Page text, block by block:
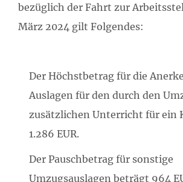
bezüglich der Fahrt zur
März 2024 gilt Folgendes:
Der Höchstbetrag für die
Auslagen für den durch den
zusätzlichen Unterricht für ein
1.286 EUR.
Der Pauschbetrag für sonstige
Umzugsauslagen beträgt 964